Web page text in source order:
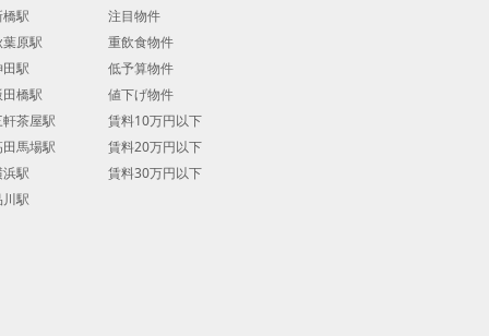
駅
葉原駅
駅
田橋駅
軒茶屋駅
田馬場駅
駅
駅
注目物件
重飲食物件
低予算物件
値下げ物件
賃料10万円以下
賃料20万円以下
賃料30万円以下